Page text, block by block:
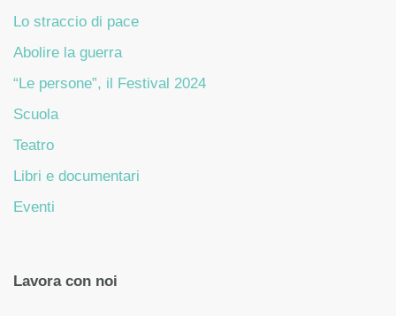
Lo straccio di pace
Abolire la guerra
“Le persone”, il Festival 2024
Scuola
Teatro
Libri e documentari
Eventi
Lavora con noi